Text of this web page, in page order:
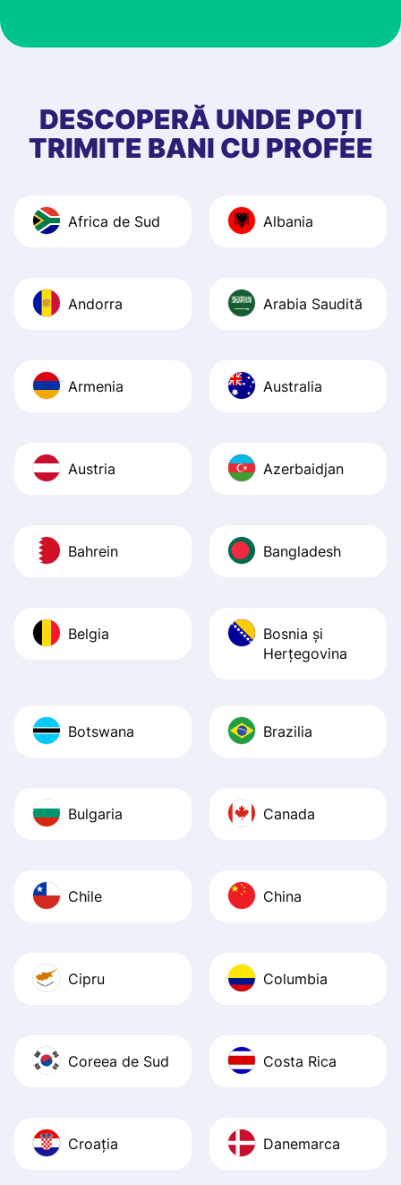
at Profee is very
first started
app, and they
quick to provide
DESCOPERĂ UNDE POȚI
TRIMITE BANI CU PROFEE
Africa de Sud Albania
Andorra Arabia Saudită
Armenia Australia
Austria Azerbaidjan
Bahrein Bangladesh
Belgia
Bosnia şi
Herţegovina
Botswana Brazilia
Bulgaria Canada
Chile China
Cipru Columbia
Coreea de Sud Costa Rica
Croația Danemarca